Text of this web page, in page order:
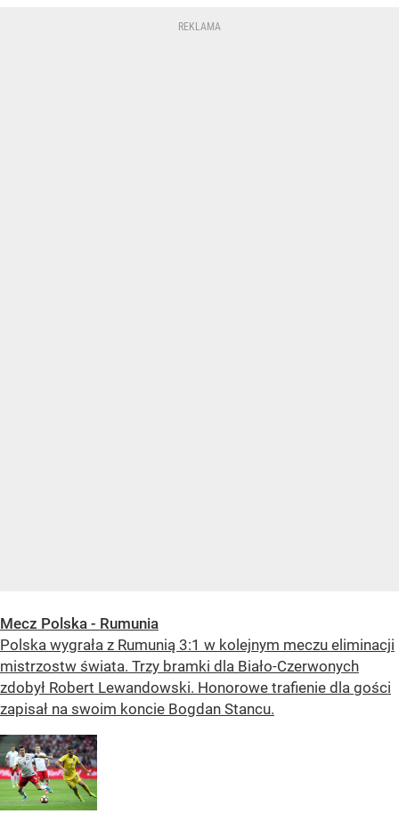
Mecz Polska - Rumunia
Polska wygrała z Rumunią 3:1 w kolejnym meczu eliminacji
mistrzostw świata. Trzy bramki dla Biało-Czerwonych
zdobył Robert Lewandowski. Honorowe trafienie dla gości
zapisał na swoim koncie Bogdan Stancu.